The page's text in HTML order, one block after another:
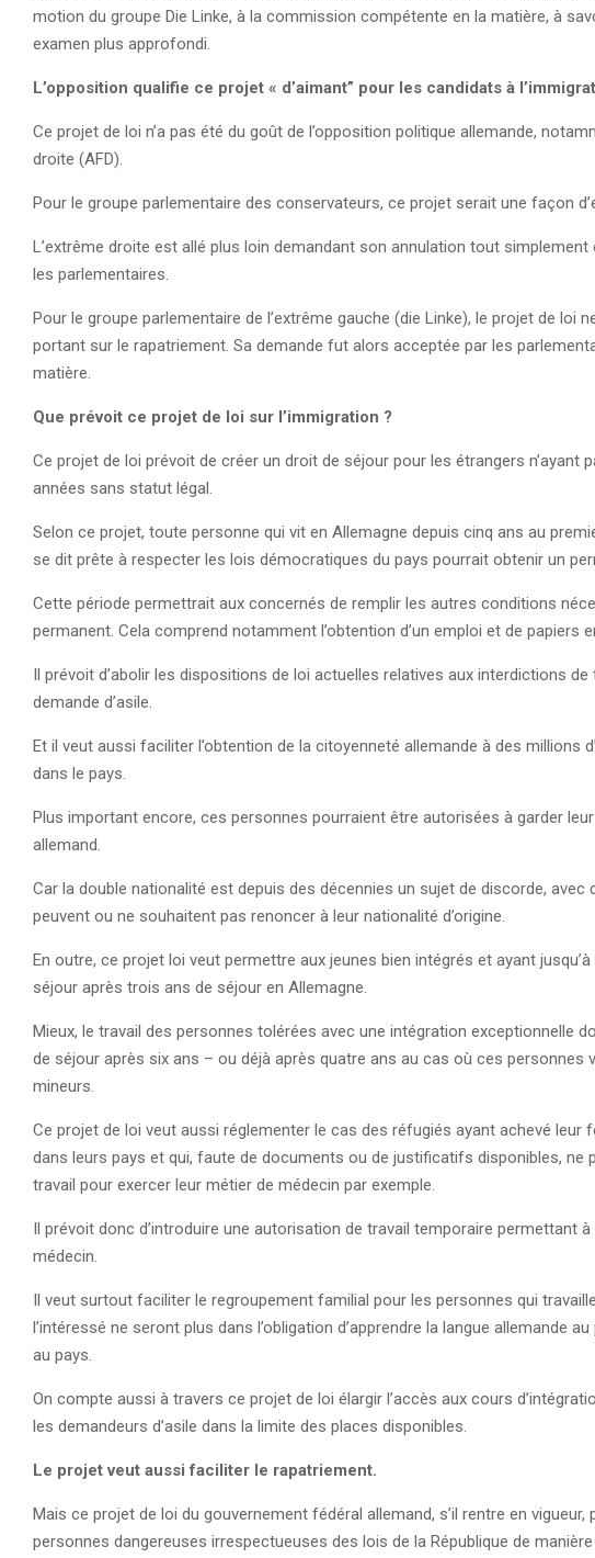
motion du groupe Die Linke, à la commission compétente en la matière, à
examen plus approfondi.
L’opposition qualifie ce projet « d’aimant” pour les candidats à
Ce projet de loi n’a pas été du goût de l’opposition politique allemande,
droite (AFD).
Pour le groupe parlementaire des conservateurs, ce projet serait une façon
L’extrême droite est allé plus loin demandant son annulation tout
les parlementaires.
Pour le groupe parlementaire de l’extrême gauche (die Linke), le projet de loi
portant sur le rapatriement. Sa demande fut alors acceptée par les
matière.
Que prévoit ce projet de loi sur l’immigration ?
Ce projet de loi prévoit de créer un droit de séjour pour les étrangers n’ayant
années sans statut légal.
Selon ce projet, toute personne qui vit en Allemagne depuis cinq ans au
se dit prête à respecter les lois démocratiques du pays pourrait obtenir un
Cette période permettrait aux concernés de remplir les autres conditions
permanent. Cela comprend notamment l’obtention d’un emploi et de papiers
Il prévoit d’abolir les dispositions de loi actuelles relatives aux interdictions
demande d’asile.
Et il veut aussi faciliter l’obtention de la citoyenneté allemande à des millions
dans le pays.
Plus important encore, ces personnes pourraient être autorisées à garder
allemand.
Car la double nationalité est depuis des décennies un sujet de discorde,
peuvent ou ne souhaitent pas renoncer à leur nationalité d’origine.
En outre, ce projet loi veut permettre aux jeunes bien intégrés et ayant
séjour après trois ans de séjour en Allemagne.
Mieux, le travail des personnes tolérées avec une intégration exceptionnelle
de séjour après six ans – ou déjà après quatre ans au cas où ces
mineurs.
Ce projet de loi veut aussi réglementer le cas des réfugiés ayant achevé
dans leurs pays et qui, faute de documents ou de justificatifs disponibles, ne
travail pour exercer leur métier de médecin par exemple.
Il prévoit donc d’introduire une autorisation de travail temporaire permettant
médecin.
Il veut surtout faciliter le regroupement familial pour les personnes qui
l’intéressé ne seront plus dans l’obligation d’apprendre la langue allemande
au pays.
On compte aussi à travers ce projet de loi élargir l’accès aux cours
les demandeurs d’asile dans la limite des places disponibles.
Le projet veut aussi faciliter le rapatriement.
Mais ce projet de loi du gouvernement fédéral allemand, s’il rentre en
personnes dangereuses irrespectueuses des lois de la République de